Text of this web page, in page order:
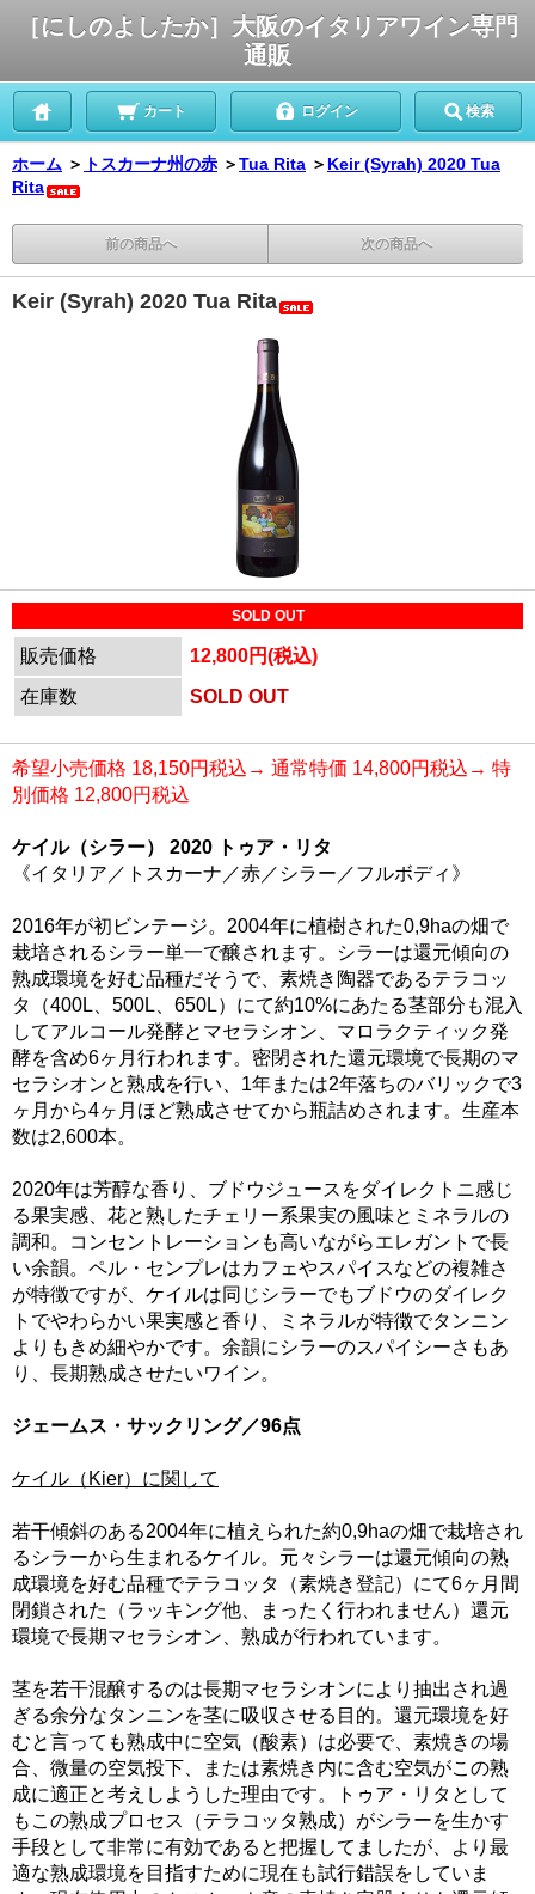
［にしのよしたか］大阪のイタリアワイン専門
通販
カート ログイン 検索
ホーム ＞ トスカーナ州の赤 ＞Tua Rita ＞ Keir (Syrah) 2020 Tua
Rita
前の商品へ 次の商品へ
Keir (Syrah) 2020 Tua Rita
SOLD OUT
販売価格
12,800円(税込)
在庫数
SOLD OUT
希望小売価格 18,150円税込→ 通常特価 14,800円税込→ 特
別価格 12,800円税込
ケイル（シラー） 2020 トゥア・リタ
《イタリア／トスカーナ／赤／シラー／フルボディ》
2016年が初ビンテージ。2004年に植樹された0,9haの畑で
栽培されるシラー単一で醸されます。シラーは還元傾向の
熟成環境を好む品種だそうで、素焼き陶器であるテラコッ
タ（400L、500L、650L）にて約10%にあたる茎部分も混入
してアルコール発酵とマセラシオン、マロラクティック発
酵を含め6ヶ月行われます。密閉された還元環境で長期のマ
セラシオンと熟成を行い、1年または2年落ちのバリックで3
ヶ月から4ヶ月ほど熟成させてから瓶詰めされます。生産本
数は2,600本。
2020年は芳醇な香り、ブドウジュースをダイレクトニ感じ
る果実感、花と熟したチェリー系果実の風味とミネラルの
調和。コンセントレーションも高いながらエレガントで長
い余韻。ペル・センプレはカフェやスパイスなどの複雑さ
が特徴ですが、ケイルは同じシラーでもブドウのダイレク
トでやわらかい果実感と香り、ミネラルが特徴でタンニン
よりもきめ細やかです。余韻にシラーのスパイシーさもあ
り、長期熟成させたいワイン。
ジェームス・サックリング／96点
ケイル（Kier）に関して
若干傾斜のある2004年に植えられた約0,9haの畑で栽培され
るシラーから生まれるケイル。元々シラーは還元傾向の熟
成環境を好む品種でテラコッタ（素焼き登記）にて6ヶ月間
閉鎖された（ラッキング他、まったく行われません）還元
環境で長期マセラシオン、熟成が行われています。
茎を若干混醸するのは長期マセラシオンにより抽出され過
ぎる余分なタンニンを茎に吸収させる目的。還元環境を好
むと言っても熟成中に空気（酸素）は必要で、素焼きの場
合、微量の空気投下、または素焼き内に含む空気がこの熟
成に適正と考えしようした理由です。トゥア・リタとして
もこの熟成プロセス（テラコッタ熟成）がシラーを生かす
手段として非常に有効であると把握してましたが、より最
適な熟成環境を目指すために現在も試行錯誤をしていま